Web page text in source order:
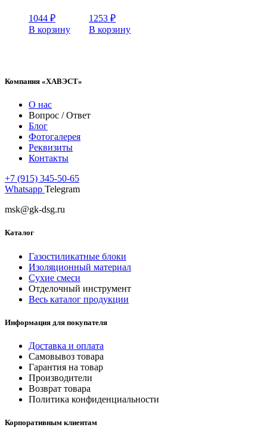
1044 ₽
В корзину
1253₽
В корзину
Компания «ХАВЭСТ»
О нас
Вопрос / Ответ
Блог
Фотогалерея
Реквизиты
Контакты
+7 (915) 345-50-65
Whatsapp Telegram
msk@gk-dsg.ru
Каталог
Газостиликатные блоки
Изоляционный материал
Сухие смеси
Отделочный инструмент
Весь каталог продукции
Информация для покупателя
Доставка и оплата
Самовывоз товара
Гарантия на товар
Производители
Возврат товара
Политика конфиденциальности
Корпоративным клиентам